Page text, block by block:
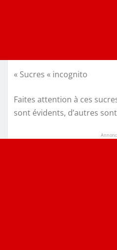
« Sucres « incognito
Faites attention à ces
sont évidents, d’autres